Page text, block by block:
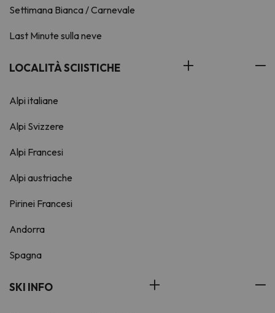
Settimana Bianca / Carnevale
Last Minute sulla neve
LOCALITÀ SCIISTICHE
Alpi italiane
Alpi Svizzere
Alpi Francesi
Alpi austriache
Pirinei Francesi
Andorra
Spagna
SKI INFO